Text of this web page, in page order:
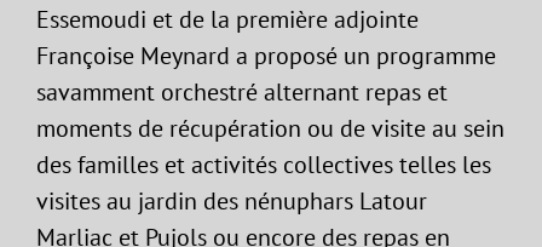
Essemoudi et de la première adjointe
Françoise Meynard a proposé un programme
savamment orchestré alternant repas et
moments de récupération ou de visite au sein
des familles et activités collectives telles les
visites au jardin des nénuphars Latour
Marliac et Pujols ou encore des repas en